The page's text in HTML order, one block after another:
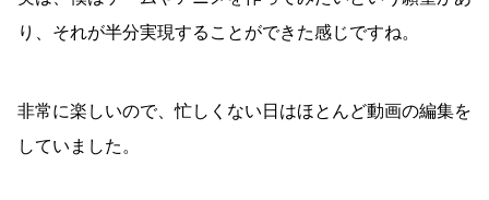
り、それが半分実現することができた感じですね。
非常に楽しいので、忙しくない日はほとんど動画の編集を
していました。